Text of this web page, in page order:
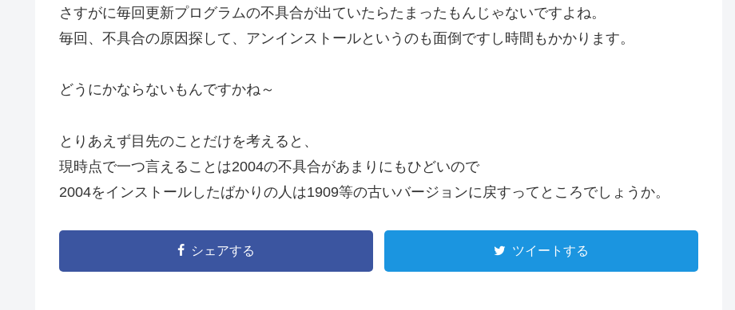
さすがに毎回更新プログラムの不具合が出ていたらたまったもんじゃないですよね。
毎回、不具合の原因探して、アンインストールというのも面倒ですし時間もかかります。
どうにかならないもんですかね～
とりあえず目先のことだけを考えると、
現時点で一つ言えることは2004の不具合があまりにもひどいので
2004をインストールしたばかりの人は1909等の古いバージョンに戻すってところでしょうか。
シェアする ツイートする